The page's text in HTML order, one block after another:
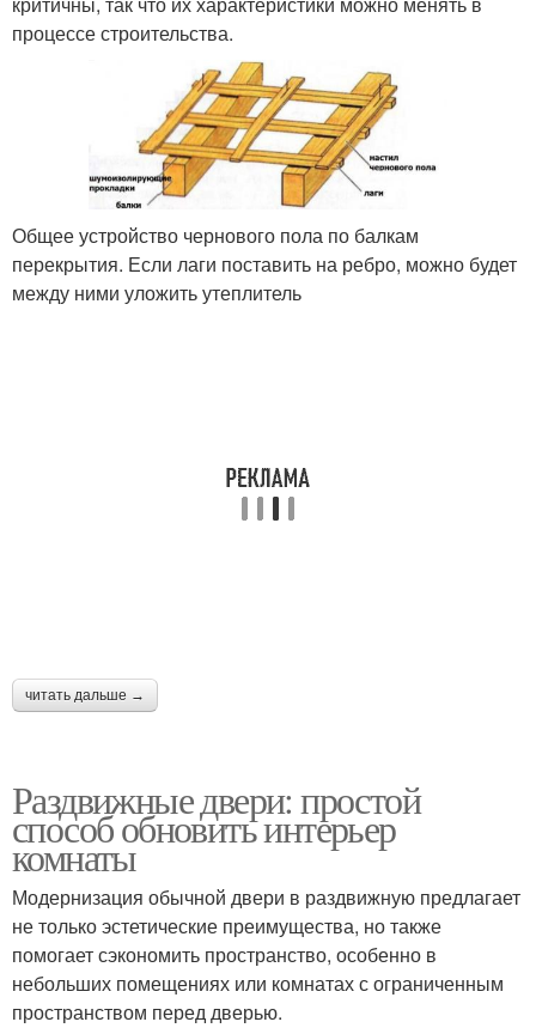
процессе строительства.
Общее устройство чернового пола по балкам
перекрытия. Если лаги поставить на ребро, можно будет
между ними уложить утеплитель
читать дальше →
Раздвижные двери: простой
способ обновить интерьер
комнаты
Модернизация обычной двери в раздвижную предлагает
не только эстетические преимущества, но также
помогает сэкономить пространство, особенно в
небольших помещениях или комнатах с ограниченным
пространством перед дверью.